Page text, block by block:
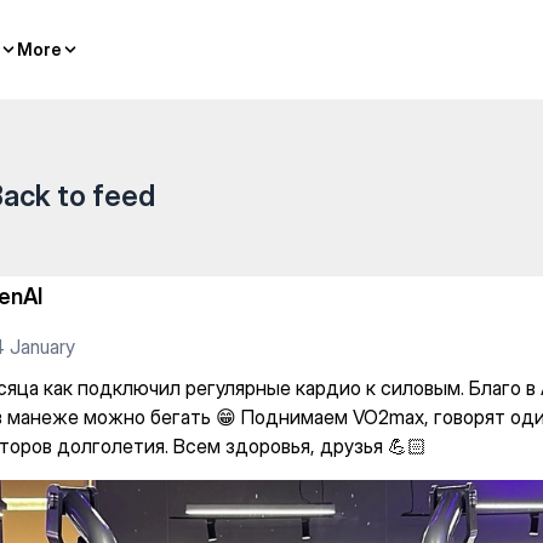
More
More кардио к
to feed
January
как подключил регулярные кардио к силовым. Благо в
манеже можно бегать 😁 Поднимаем VO2max, говорят
долголетия. Всем здоровья, друзья 💪🏻